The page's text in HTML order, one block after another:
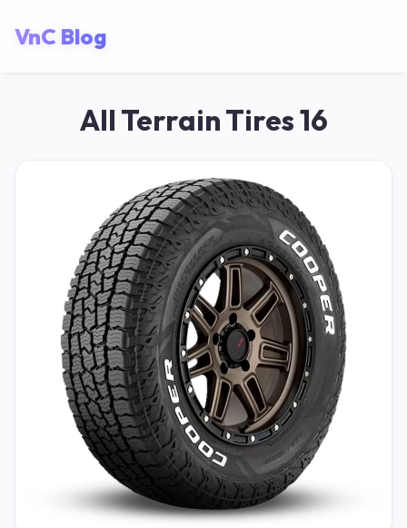
VnC Blog
All Terrain Tires 16